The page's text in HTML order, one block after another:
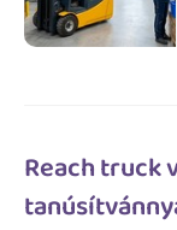
Reach truck